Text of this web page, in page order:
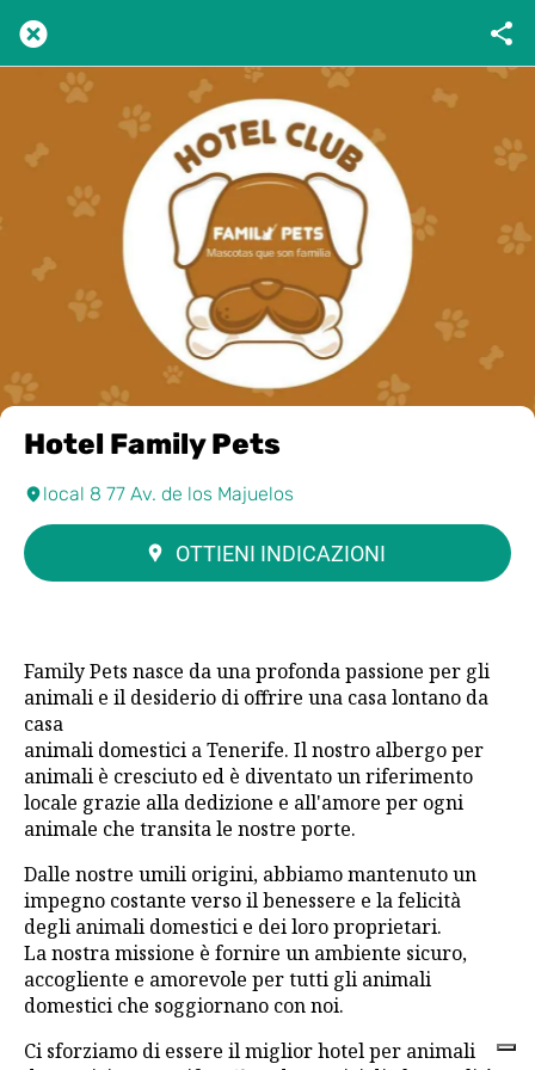
Hotel Family Pets
local 8 77 Av. de los Majuelos
OTTIENI INDICAZIONI
Family Pets nasce da una profonda passione per gli
animali e il desiderio di offrire una casa lontano da
casa
animali domestici a Tenerife. Il nostro albergo per
animali è cresciuto ed è diventato un riferimento
locale grazie alla dedizione e all'amore per ogni
animale che transita le nostre porte.
Dalle nostre umili origini, abbiamo mantenuto un
impegno costante verso il benessere e la felicità
degli animali domestici e dei loro proprietari.
La nostra missione è fornire un ambiente sicuro,
accogliente e amorevole per tutti gli animali
domestici che soggiornano con noi.
Ci sforziamo di essere il miglior hotel per animali